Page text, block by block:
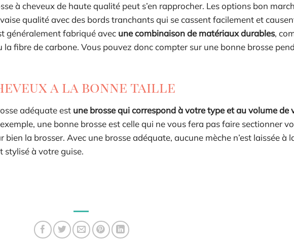
à cheveux de haute qualité peut s’en rapprocher. Les options bon
qualité avec des bords tranchants qui se cassent facilement et
généralement fabriqué avec une combinaison de matériaux durables,
fibre de carbone. Vous pouvez donc compter sur une bonne brosse
a la bonne taille
adéquate est une brosse qui correspond à votre type et au volume de
une bonne brosse est celle qui ne vous fera pas faire sectionner
la brosser. Avec une brosse adéquate, aucune mèche n’est laissée à
stylisé à votre guise.